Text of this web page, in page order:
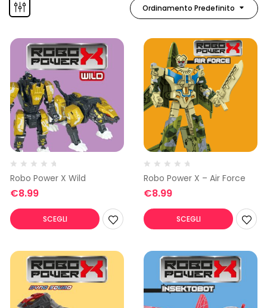
Ordinamento Predefinito
Robo Power X Wild
€8.99
SCEGLI
Robo Power X – Air Force
€8.99
SCEGLI